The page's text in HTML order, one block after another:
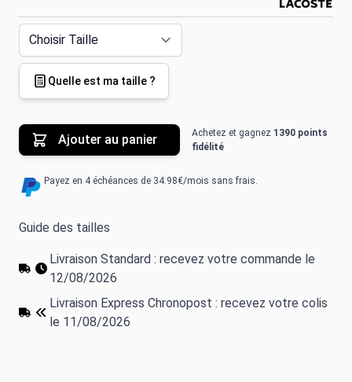
Quelle est ma taille ?
Ajouter au panier Achetez et gagnez 1390 points
fidélité
Payez en 4 échéances de 34.98€/mois sans frais.
Guide des tailles
Livraison Standard : recevez votre commande le
12/08/2026
Livraison Express Chronopost : recevez votre colis
le 11/08/2026